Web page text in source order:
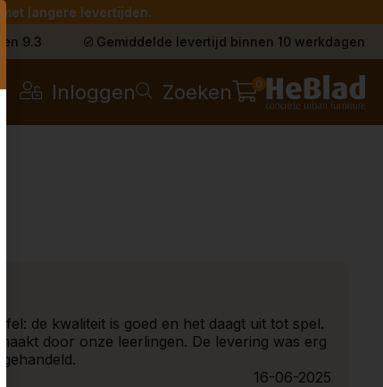
langere levertijden.
9.3 Gemiddelde levertijd binnen 10 werkdagen
Inloggen Zoeken 0
de kwaliteit is goed en het daagt uit tot spel.
door onze leerlingen. De levering was erg
16-06-2025